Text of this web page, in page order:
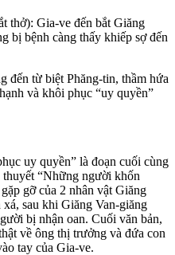
thở): Gia-ve đến bắt Giăng
bị bệnh càng thấy khiếp sợ đến
đến từ biệt Phăng-tin, thầm hứa
và khôi phục “uy quyền”
uy quyền” là đoạn cuối cùng
thuyết “Những người khốn
gỡ của 2 nhân vật Giăng
sau khi Giăng Van-giăng
bị nhận oan. Cuối văn bản,
về ông thị trưởng và đứa con
tay của Gia-ve.